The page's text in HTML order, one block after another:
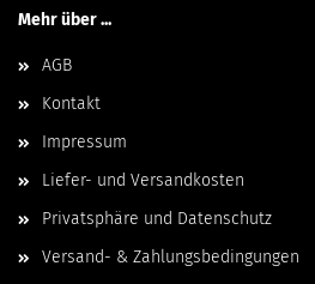
Mehr über ...
AGB
Kontakt
Impressum
Liefer- und Versandkosten
Privatsphäre und Datenschutz
Versand- & Zahlungsbedingungen